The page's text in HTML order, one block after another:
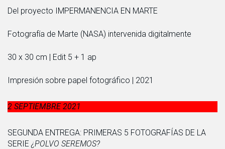
Del proyecto IMPERMANENCIA EN MARTE
Fotografía de Marte (NASA) intervenida digitalmente
30 x 30 cm | Edit 5 + 1 ap
Impresión sobre papel fotográfico | 2021
2 SEPTIEMBRE 2021
SEGUNDA ENTREGA: PRIMERAS 5 FOTOGRAFÍAS DE LA
SERIE ¿POLVO SEREMOS?